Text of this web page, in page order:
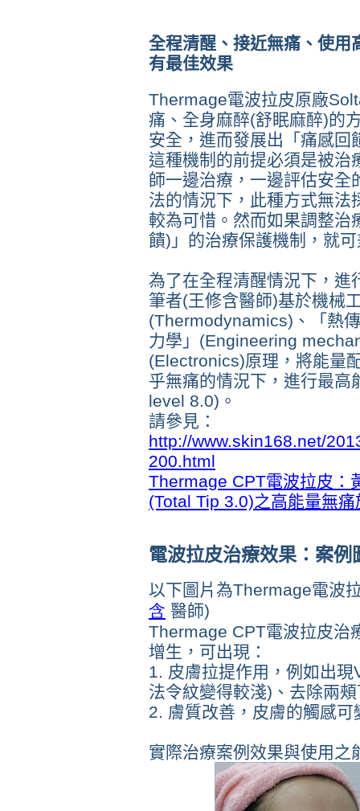
全程清醒、接近無痛、使用
有最佳效果
Thermage電波拉皮原廠
痛、全身麻醉(舒眠麻醉)的
安全，進而發展出「痛感回
這種機制的前提必須是被治
師一邊治療，一邊評估安全
法的情況下，此種方式無法
較為可惜。然而如果調整治
饋)」的治療保護機制，就
為了在全程清醒情況下，進
筆者(王修含醫師)基於機械
(Thermodynamics)、「熱
力學」(Engineering
(Electronics)原理，將能量
乎無痛的情況下，進行最
level 8.0)。
請參見：
http://www.skin168.net/
200.html
Thermage CPT電波拉皮：
(Total Tip 3.0)之高能量無痛
電波拉皮治療效果：案例
以下圖片為Thermage電波
含 醫師)
Thermage CPT電波拉皮治
增生，可出現：
1. 皮膚拉提作用，例如出
法令紋變得較淺)、去除兩
2. 膚質改善，皮膚的觸感可
實際治療案例效果與使用之